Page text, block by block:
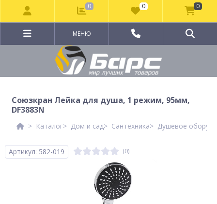
МЕНЮ
Союзкран Лейка для душа, 1 режим, 95мм,
DF3883N
Каталог Дом и сад Сантехника Душевое
Артикул: 582-019 (0)
0 0 0